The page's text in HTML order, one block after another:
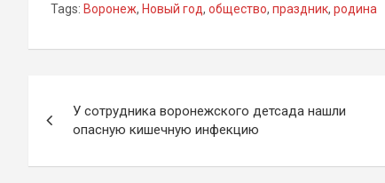
Tags: Воронеж, Новый год, общество, праздник, родина
по
записям
У сотрудника воронежского детсада нашли
опасную кишечную инфекцию